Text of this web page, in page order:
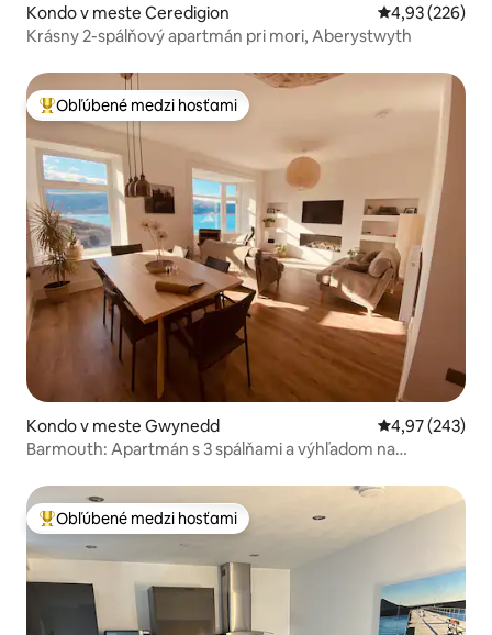
Kondo v meste Ceredigion Priemerné
4,93 (226)
Krásny 2-spálňový apartmán pri mori, Aberystwyth
Najobľúbenejšie medzi hosťami
Obľúbené medzi hosťami
Kondo v meste Gwynedd Priemerné
4,97 (243)
Barmouth: Apartmán s 3 spálňami a výhľadom na
Najobľúbenejšie medzi hosťami
Obľúbené medzi hosťami